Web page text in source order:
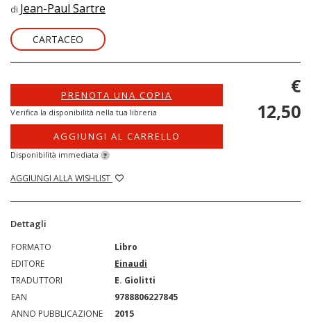
di Jean-Paul Sartre
CARTACEO
PRENOTA UNA COPIA
Verifica la disponibilità nella tua libreria
AGGIUNGI AL CARRELLO
Disponibilità immediata ?
AGGIUNGI ALLA WISHLIST
€
12,50
Dettagli
FORMATO
Libro
EDITORE
Einaudi
TRADUTTORI
E. Giolitti
EAN
9788806227845
ANNO PUBBLICAZIONE
2015